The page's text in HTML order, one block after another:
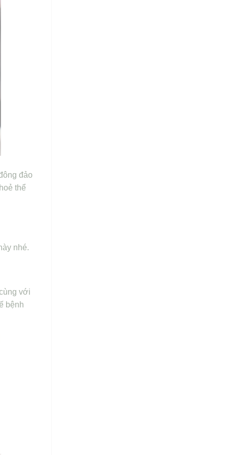
đảo
thể
nhé.
với
bệnh